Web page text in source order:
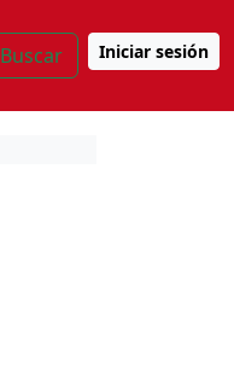
Buscar Iniciar sesión